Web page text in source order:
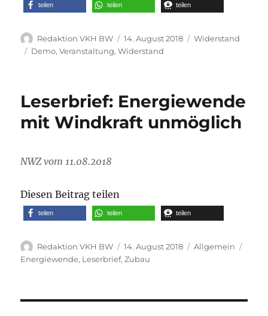
teilen teilen teilen
Autor
Redaktion VKH BW
Veröffentlicht
am
14. August 2018 Kategorien
Widerstand
Schlagwörter
Demo,Veranstaltung,Widerstand
Leserbrief: Energiewende
mit Windkraft unmöglich
NWZ vom 11.08.2018
Diesen Beitrag teilen
teilen teilen teilen
Autor
Redaktion VKH BW
Veröffentlicht
am
14. August 2018 Kategorien
Allgemein
Energiewende, Leserbrief,Zubau